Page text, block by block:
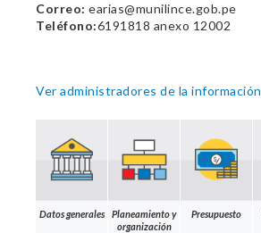
Correo: earias@munilince.gob.pe
Teléfono:6191818 anexo 12002
Ver administradores de la información
Datos generales
Planeamiento y
organización
Presupuesto